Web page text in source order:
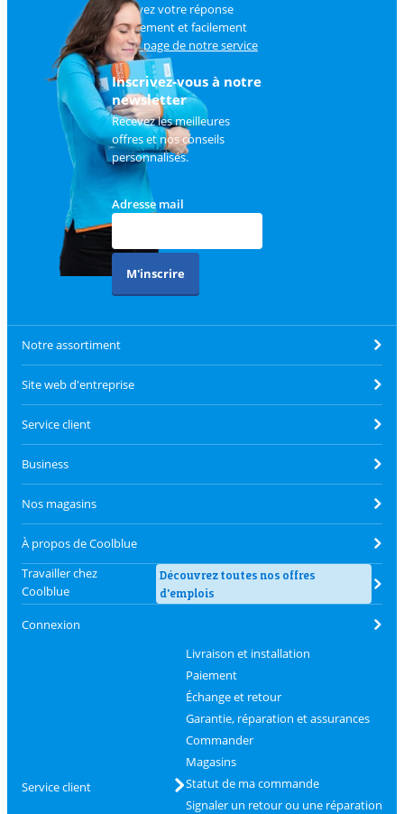
Trouvez votre réponse
rapidement et facilement
surla page de notre service
client.
Inscrivez-vous à notre
newsletter
Recevez les meilleures
offres et nos conseils
personnalisés.
Adresse mail
M'inscrire
Notre assortiment
Site web d'entreprise
Service client
Business
Nos magasins
À propos de Coolblue
Travailler chez
Coolblue
Découvrez toutes nos offres
d'emplois
Connexion
Service client
Livraison et installation
Paiement
Échange et retour
Garantie, réparation et assurances
Commander
Magasins
Statut de ma commande
Signaler un retour ou une réparation